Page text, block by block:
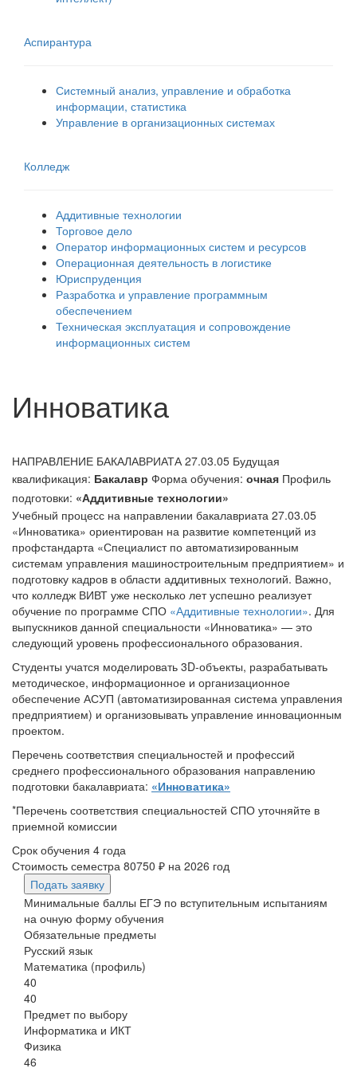
Аспирантура
Системный анализ, управление и обработка
информации, статистика
Управление в организационных системах
Колледж
Аддитивные технологии
Торговое дело
Оператор информационных систем и ресурсов
Операционная деятельность в логистике
Юриспруденция
Разработка и управление программным
обеспечением
Техническая эксплуатация и сопровождение
информационных систем
Инноватика
НАПРАВЛЕНИЕ БАКАЛАВРИАТА 27.03.05 Будущая
квалификация: Бакалавр Форма обучения: очная Профиль
подготовки: «Аддитивные технологии»
Учебный процесс на направлении бакалавриата 27.03.05
«Инноватика» ориентирован на развитие компетенций из
профстандарта «Специалист по автоматизированным
системам управления машиностроительным предприятием» и
подготовку кадров в области аддитивных технологий. Важно,
что колледж ВИВТ уже несколько лет успешно реализует
обучение по программе СПО «Аддитивные технологии». Для
выпускников данной специальности «Инноватика» — это
следующий уровень профессионального образования.
Студенты учатся моделировать 3D-объекты, разрабатывать
методическое, информационное и организационное
обеспечение АСУП (автоматизированная система управления
предприятием) и организовывать управление инновационным
проектом.
Перечень соответствия специальностей и профессий
среднего профессионального образования направлению
подготовки бакалавриата: «Инноватика»
*Перечень соответствия специальностей СПО уточняйте в
приемной комиссии
Срок обучения 4 года
Стоимость семестра 80750 ₽ на 2026 год
Подать заявку
Минимальные баллы ЕГЭ по вступительным испытаниям
на очную форму обучения
Обязательные предметы
Русский язык
Математика (профиль)
40
40
Предмет по выбору
Информатика и ИКТ
Физика
46